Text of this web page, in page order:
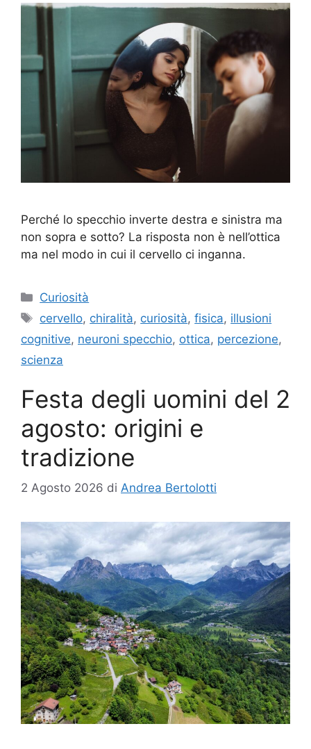
Perché lo specchio inverte destra e sinistra ma
non sopra e sotto? La risposta non è nell’ottica
ma nel modo in cui il cervello ci inganna.
Categorie
Curiosità
Tag
cervello, chiralità, curiosità,fisica, illusioni
cognitive, neuroni specchio, ottica, percezione,
scienza
Festa degli uomini del 2
agosto: origini e
tradizione
2 Agosto 2026 di Andrea Bertolotti